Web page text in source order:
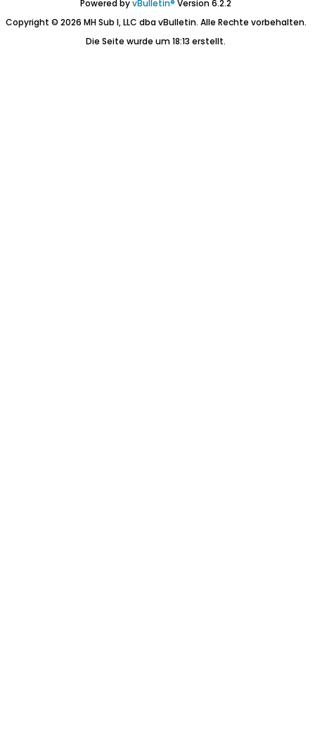
Powered byvBulletin® Version 6.2.2
Copyright © 2026 MH Sub I, LLC dba vBulletin. Alle Rechte vorbehalten.
Die Seite wurde um 18:13 erstellt.